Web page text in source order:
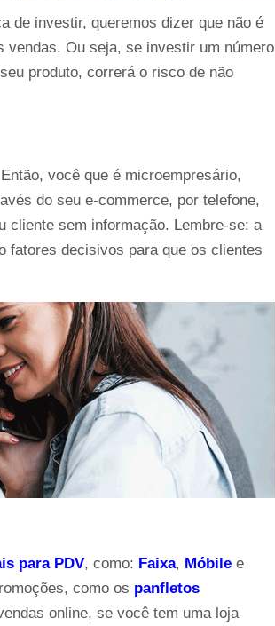
de investir, queremos dizer que não é
vendas. Ou seja, se investir um número
produto, correrá o risco de não
você que é microempresário,
do seu e-commerce, por telefone,
cliente sem informação. Lembre-se: a
fatores decisivos para que os clientes
para PDV, como: Faixa, Móbile e
como os panfletos
online, se você tem uma loja